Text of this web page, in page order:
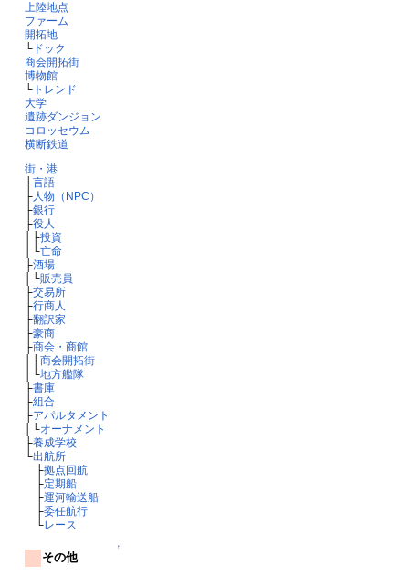
上陸地点
ファーム
開拓地
└ドック
商会開拓街
博物館
└トレンド
大学
遺跡ダンジョン
コロッセウム
横断鉄道
街・港
├言語
├人物（NPC）
├銀行
├役人
│├投資
│└亡命
├酒場
│└販売員
├交易所
├行商人
├翻訳家
├豪商
├商会・商館
│├商会開拓街
│└地方艦隊
├書庫
├組合
├アパルタメント
│└オーナメント
├養成学校
└出航所
├拠点回航
├定期船
├運河輸送船
├委任航行
└レース
↑
その他